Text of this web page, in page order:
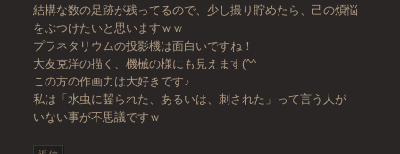
結構な数の足跡が残ってるので、少し撮り貯めたら、己の煩悩
をぶつけたいと思いますｗｗ
プラネタリウムの投影機は面白いですね！
大友克洋の描く、機械の様にも見えます(^^
この方の作画力は大好きです♪
私は「水虫に齧られた、あるいは、刺された」って言う人が
いない事が不思議ですｗ